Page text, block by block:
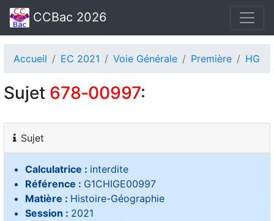
CCBac 2026
Accueil EC 2021 Voie Générale Première HG
Sujet 678‑00997:
Sujet
Calculatrice : interdite
Référence : G1CHIGE00997
Matière : Histoire-Géographie
Session : 2021